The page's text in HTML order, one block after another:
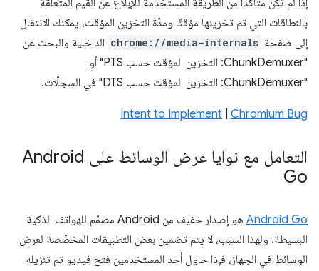
بالنطاقات التي تم تخزينها مؤقتًا ومدّة التخزين المؤقت، يمكنك الانتقال
إلى صفحة chrome://media-internals الداخلية والبحث عن
"ChunkDemuxer: التخزين المؤقت حسب PTS" أو
"ChunkDemuxer: التخزين المؤقت حسب DTS" في السجلّات.
Intent to Implement Chromium Bug
التعامل مع نوايا عرض الوسائط على Android
Go
Android Go
هو إصدار خفيف من Android مصمّم للهواتف الذكية
البسيطة. ولهذا السبب، لا يتم تضمين بعض التطبيقات المخصّصة لعرض
الوسائط في الجهاز، فإذا حاول أحد المستخدمين فتح فيديو تم تنزيله